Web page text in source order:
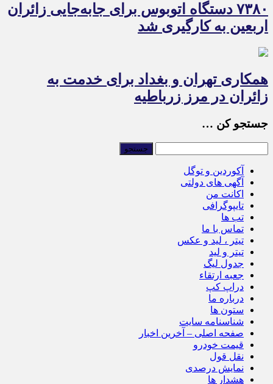
۷۳۸۰ دستگاه اتوبوس برای جابه‌جایی زائران
اربعین به‌ کارگیری شد
همکاری تهران و بغداد برای خدمت به
زائران در مرز زرباطیه
جستجو کن …
آکوردین و توگل
آگهی های دولتی
اکانت من
تایپوگرافی
تب ها
تماس با ما
تیتر ، لید و عکس
تیتر و لید
جدول لیگ
جعبه ارتقاء
دراپ کپ
درباره ما
ستون ها
شناسنامه سایت
صفحه اصلی – آخرین اخبار
قیمت خودرو
نقل قول
نمایش درصدی
هشدار ها